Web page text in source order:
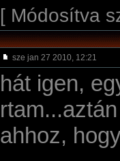
[ Módosítva
sze jan 27 2010, 12:21
hát igen,
ahhoz,